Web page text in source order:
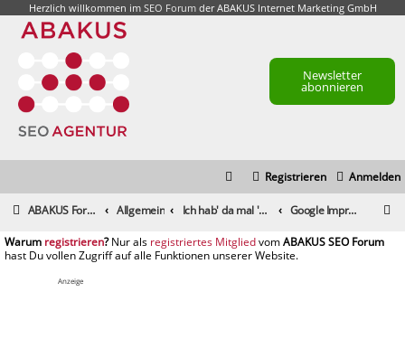
Herzlich willkommen im SEO Forumder ABAKUS Internet Marketing GmbH
Newsletter
abonnieren
Anmelden
Registrieren
ABAKUS Foren-Übersicht Allgemein Ich hab' da mal 'ne Frage Google Impressionen Absturz
registrieren registriertes Mitglied
Anzeige